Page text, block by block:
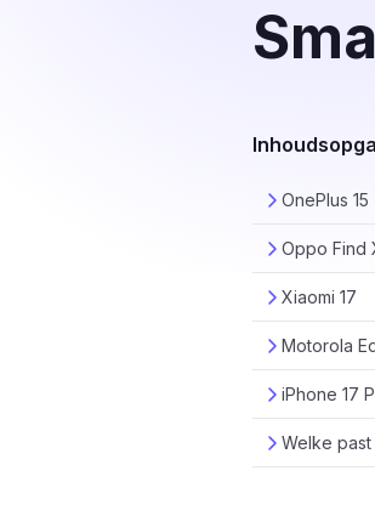
OnePlus 15
Oppo Find
Xiaomi 17
Motorola
iPhone 17
Welke past